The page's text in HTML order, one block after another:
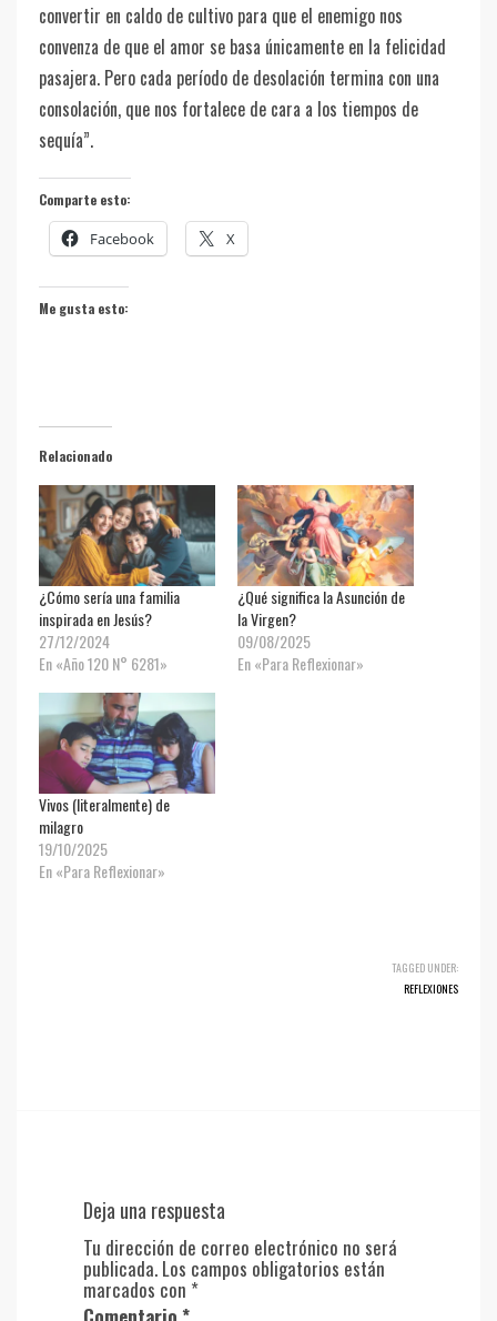
convertir en caldo de cultivo para que el enemigo nos
convenza de que el amor se basa únicamente en la felicidad
pasajera. Pero cada período de desolación termina con una
consolación, que nos fortalece de cara a los tiempos de
sequía”.
Comparte esto:
Facebook X
Me gusta esto:
Relacionado
¿Cómo sería una familia
inspirada en Jesús?
27/12/2024
En «Año 120 N° 6281»
¿Qué significa la Asunción de
la Virgen?
09/08/2025
En «Para Reflexionar»
Vivos (literalmente) de
milagro
19/10/2025
En «Para Reflexionar»
TAGGED UNDER:
REFLEXIONES
Deja una respuesta
Tu dirección de correo electrónico no será
publicada. Los campos obligatorios están
marcados con *